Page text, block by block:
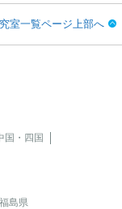
室一覧ページ上部へ
国・四国
福島県